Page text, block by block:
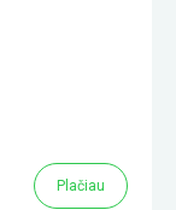
Plačiau